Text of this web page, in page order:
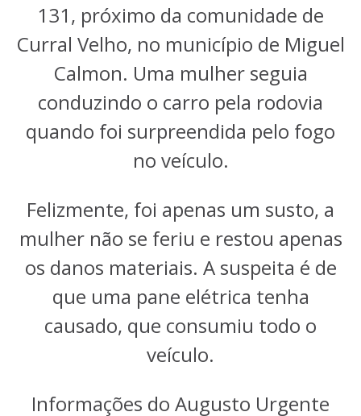
131, próximo da comunidade de
Curral Velho, no município de Miguel
Calmon. Uma mulher seguia
conduzindo o carro pela rodovia
quando foi surpreendida pelo fogo
no veículo.
Felizmente, foi apenas um susto, a
mulher não se feriu e restou apenas
os danos materiais. A suspeita é de
que uma pane elétrica tenha
causado, que consumiu todo o
veículo.
Informações do Augusto Urgente